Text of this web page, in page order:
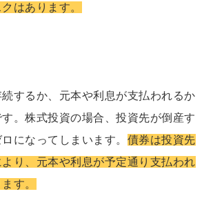
はあります。
するか、元本や利息が支払われるか
。株式投資の場合、投資先が倒産す
になってしまいます。 債券は投資先
り、元本や利息が予定通り支払われ
す。